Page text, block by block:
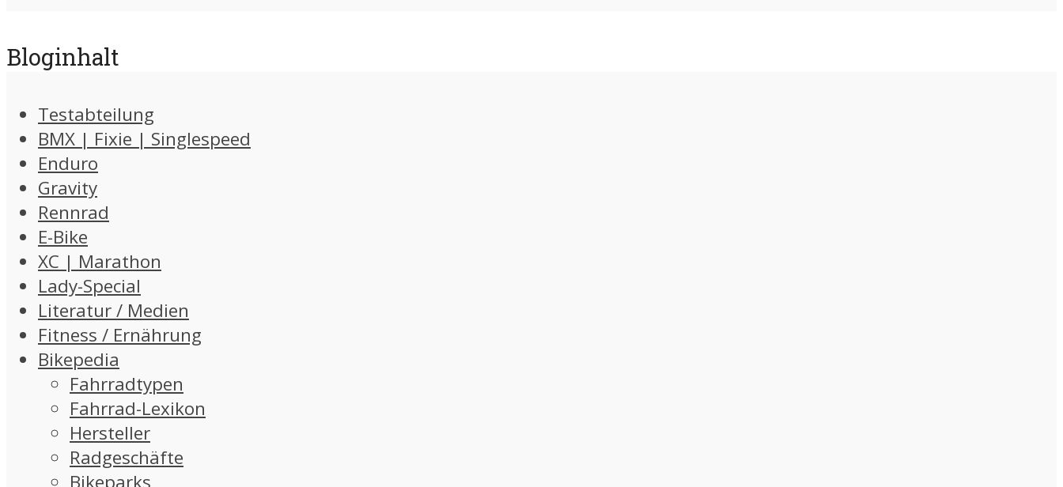
Bloginhalt
Testabteilung
BMX | Fixie | Singlespeed
Enduro
Gravity
Rennrad
E-Bike
XC | Marathon
Lady-Special
Literatur / Medien
Fitness / Ernährung
Bikepedia
Fahrradtypen
Fahrrad-Lexikon
Hersteller
Radgeschäfte
Bikeparks